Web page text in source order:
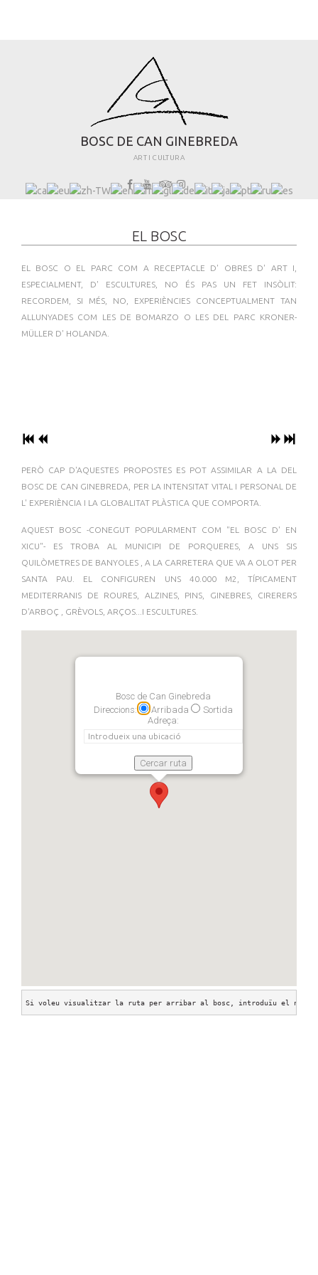
BOSC DE CAN GIN EBREDA
ART I CULTURA
EL BOSC
EL BOSC O EL PARC COM A RECEPTACLE D' OBRES D' ART I,
ESPECIALMENT, D' ESCULTURES, NO ÉS PAS UN FET INSÒLIT:
RECORDEM, SI MÉS, NO, EXPERIÈNCIES CONCEPTUALMENT TAN
ALLUNYADES COM LES DE BOMARZO O LES DEL PARC KRONER-
MÜLLER D' HOLANDA.
PERÒ CAP D'AQUESTES PROPOSTES ES POT ASSIMILAR A LA DEL
BOSC DE CAN GINEBREDA, PER LA INTENSITAT VITAL I PERSONAL DE
L' EXPERIÈNCIA I LA GLOBALITAT PLÀSTICA QUE COMPORTA.
AQUEST BOSC -CONEGUT POPULARMENT COM "EL BOSC D' EN
XICU"- ES TROBA AL MUNICIPI DE PORQUERES, A UNS SIS
QUILÒMETRES DE BANYOLES , A LA CARRETERA QUE VA A OLOT PER
SANTA PAU. EL CONFIGUREN UNS 40.000 M2, TÍPICAMENT
MEDITERRANIS DE ROURES, ALZINES, PINS, GINEBRES, CIRERERS
D'ARBOÇ , GRÈVOLS, ARÇOS...I ESCULTURES.
Bosc de Can Ginebreda
Direccions:
Arribada
Sortida
Adreça:
Si voleu visualitzar la ruta per arribar al bosc, introduïu el nom